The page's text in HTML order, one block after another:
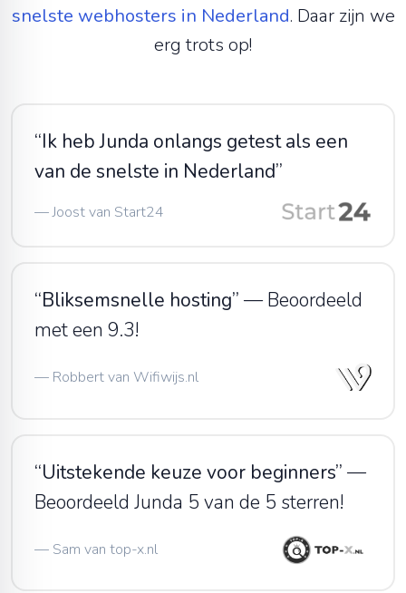
snelste webhosters in Nederland. Daar zijn we
erg trots op!
“Ik heb Junda onlangs getest als een
van de snelste in Nederland”
—Joost van Start24
“Bliksemsnelle hosting” —Beoordeeld
met een 9.3!
— Robbert van Wifiwijs.nl
“Uitstekende keuze voor beginners” —
Beoordeeld Junda 5 van de 5 sterren!
— Sam van top-x.nl